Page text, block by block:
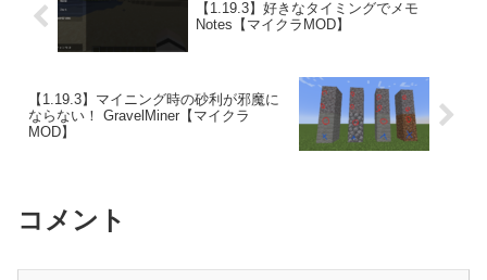
【1.19.3】好きなタイミングでメモ
Notes【マイクラMOD】
【1.19.3】マイニング時の砂利が邪魔に
ならない！ GravelMiner【マイクラ
MOD】
コメント